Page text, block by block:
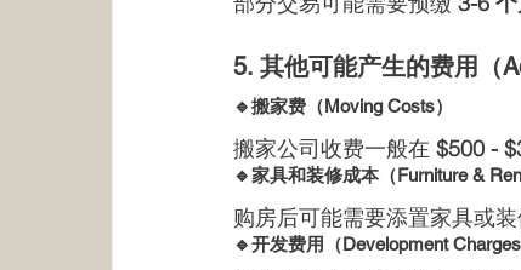
5. 其他可能产生的费用（
🔹搬家费（Moving Costs）
搬家公司收费一般在 $500 -
🔹家具和装修成本（Furniture &
购房后可能需要添置家具或
🔹开发费用（Development Charges